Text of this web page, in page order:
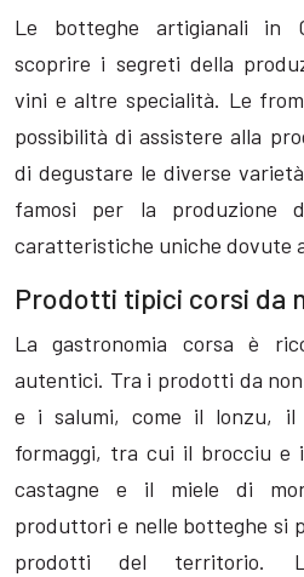
Le botteghe artigianali in
scoprire i segreti della
vini e altre specialità. Le
possibilità di assistere alla
di degustare le diverse
famosi per la produzione
caratteristiche uniche dovute
Prodotti tipici corsi da
La gastronomia corsa è
autentici. Tra i prodotti da
e i salumi, come il lonzu,
formaggi, tra cui il brocciu e
castagne e il miele di
produttori e nelle botteghe si
prodotti del territorio.